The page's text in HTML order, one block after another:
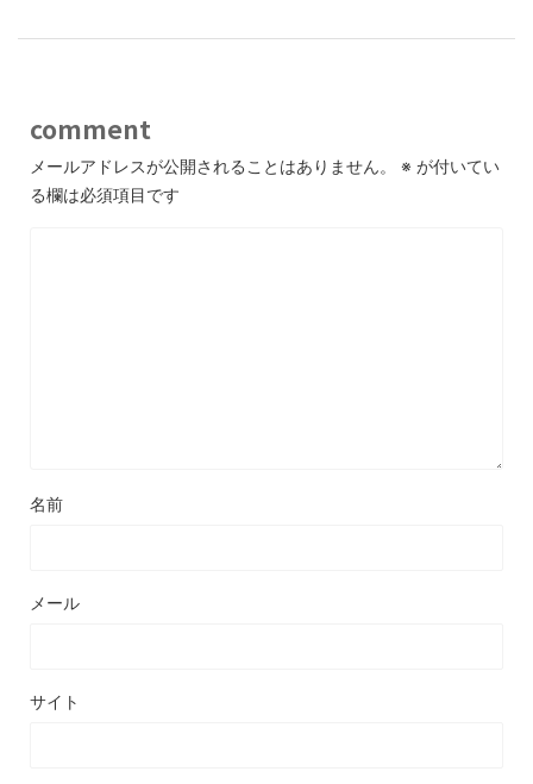
comment
メールアドレスが公開されることはありません。 ※ が付いてい
る欄は必須項目です
名前
メール
サイト